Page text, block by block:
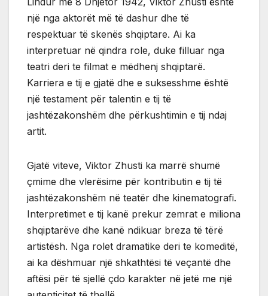
një nga aktorët më të dashur dhe të
respektuar të skenës shqiptare. Ai ka
interpretuar në qindra role, duke filluar nga
teatri deri te filmat e mëdhenj shqiptarë.
Karriera e tij e gjatë dhe e suksesshme është
një testament për talentin e tij të
jashtëzakonshëm dhe përkushtimin e tij ndaj
artit.
Gjatë viteve, Viktor Zhusti ka marrë shumë
çmime dhe vlerësime për kontributin e tij të
jashtëzakonshëm në teatër dhe kinematografi.
Interpretimet e tij kanë prekur zemrat e miliona
shqiptarëve dhe kanë ndikuar breza të tërë
artistësh. Nga rolet dramatike deri te komeditë,
ai ka dëshmuar një shkathtësi të veçantë dhe
aftësi për të sjellë çdo karakter në jetë me një